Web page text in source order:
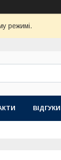
режимі.
ВІДГУКИ